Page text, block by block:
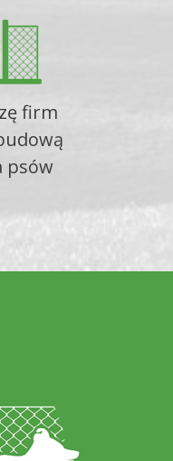
firm
psów